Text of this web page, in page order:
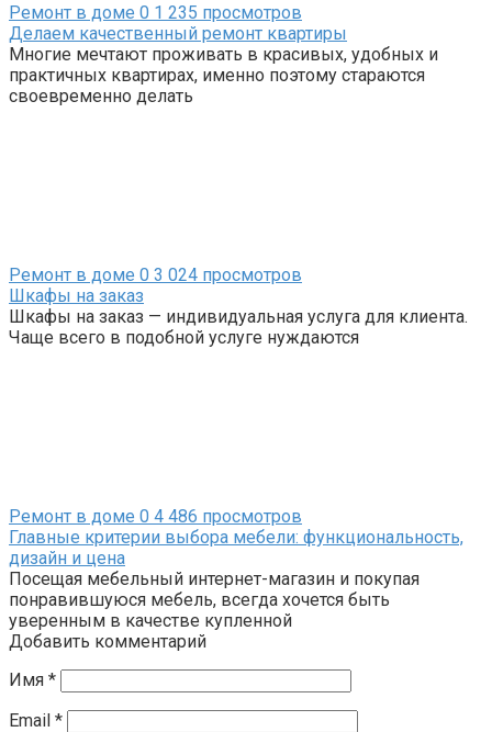
Ремонт в доме 0 1 235 просмотров
Делаем качественный ремонт квартиры
Многие мечтают проживать в красивых, удобных и
практичных квартирах, именно поэтому стараются
своевременно делать
Ремонт в доме 0 3 024 просмотров
Шкафы на заказ
Шкафы на заказ — индивидуальная услуга для клиента.
Чаще всего в подобной услуге нуждаются
Ремонт в доме 0 4 486 просмотров
Главные критерии выбора мебели: функциональность,
дизайн и цена
Посещая мебельный интернет-магазин и покупая
понравившуюся мебель, всегда хочется быть
уверенным в качестве купленной
Добавить комментарий
Имя *
Email *